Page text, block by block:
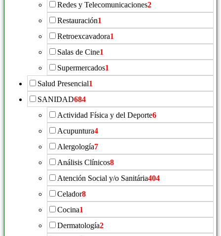
Redes y Telecomunicaciones2
Restauración1
Retroexcavadora1
Salas de Cine1
Supermercados1
Salud Presencial1
SANIDAD684
Actividad Física y del Deporte6
Acupuntura4
Alergología7
Análisis Clínicos8
Atención Social y/o Sanitária404
Celador8
Cocina1
Dermatología2